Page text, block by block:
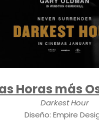
Horas más
Darkest Hour
Diseño: Empire